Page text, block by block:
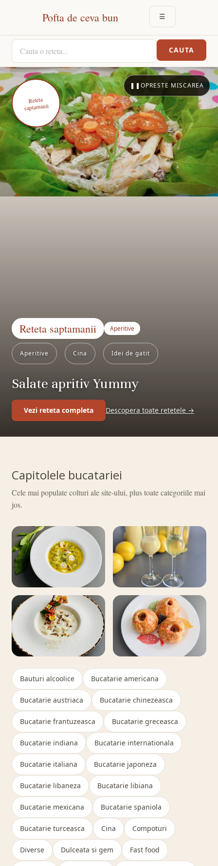
Pofta de ceva bun ☰DESCHIDE
CAUTA O RETETA
CAUTA
Reteta
saptamanii
❚❚ OPRESTE MISCAREA
Reteta saptamanii Aperitive
Aperitive Cina Idei de gatit
Salate apritiv Yummy
Vezi reteta completa Descopera toate retetele →
Capitolele bucatariei
Cele mai populate colturi ale site-ului, plus toate categoriile mai
jos.
Bucatarie
romaneasca
Vezi retetele din categoria Bucatarie romaneasca
Aperitive
Vezi retetele din categoria
Supe si ciorbe Dulciuri
Bauturi alcoolice Bucatarie americana
Bucatarie austriaca Bucatarie chinezeasca
Bucatarie frantuzeasca Bucatarie greceasca
Bucatarie indiana Bucatarie internationala
Bucatarie italiana Bucatarie japoneza
Bucatarie libaneza Bucatarie libiana
Bucatarie mexicana Bucatarie spaniola
Bucatarie turceasca Cina Compoturi
Diverse Dulceata si gem Fast food